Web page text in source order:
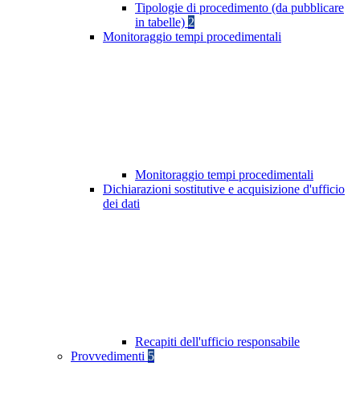
Tipologie di procedimento (da pubblicare
in tabelle) 2
Monitoraggio tempi procedimentali
Monitoraggio tempi procedimentali
Dichiarazioni sostitutive e acquisizione d'ufficio
dei dati
Recapiti dell'ufficio responsabile
Provvedimenti 5